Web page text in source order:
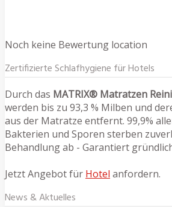
Noch keine Bewertung location
Zertifizierte Schlafhygiene für Hotels
Durch das MATRIX® Matratzen
werden bis zu 93,3 % Milben und
aus der Matratze entfernt. 99,9%
Bakterien und Sporen sterben
Behandlung ab - Garantiert
Jetzt Angebot für Hotel anfordern.
News & Aktuelles